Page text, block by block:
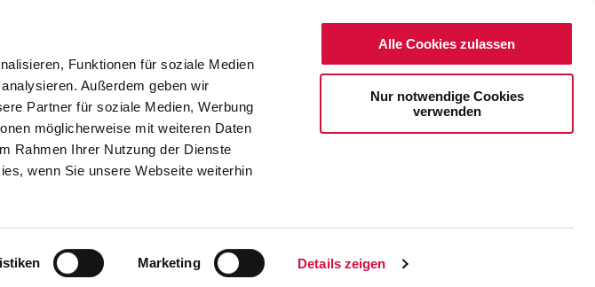
Funktionen für soziale Medien
Außerdem geben wir
Partner für soziale Medien, Werbung
möglicherweise mit weiteren Daten
Rahmen Ihrer Nutzung der Dienste
wenn Sie unsere Webseite weiterhin
Marketing Details zeigen
Alle Cookies zulassen
Nur notwendige Cookies
verwenden
VIEL WORTE